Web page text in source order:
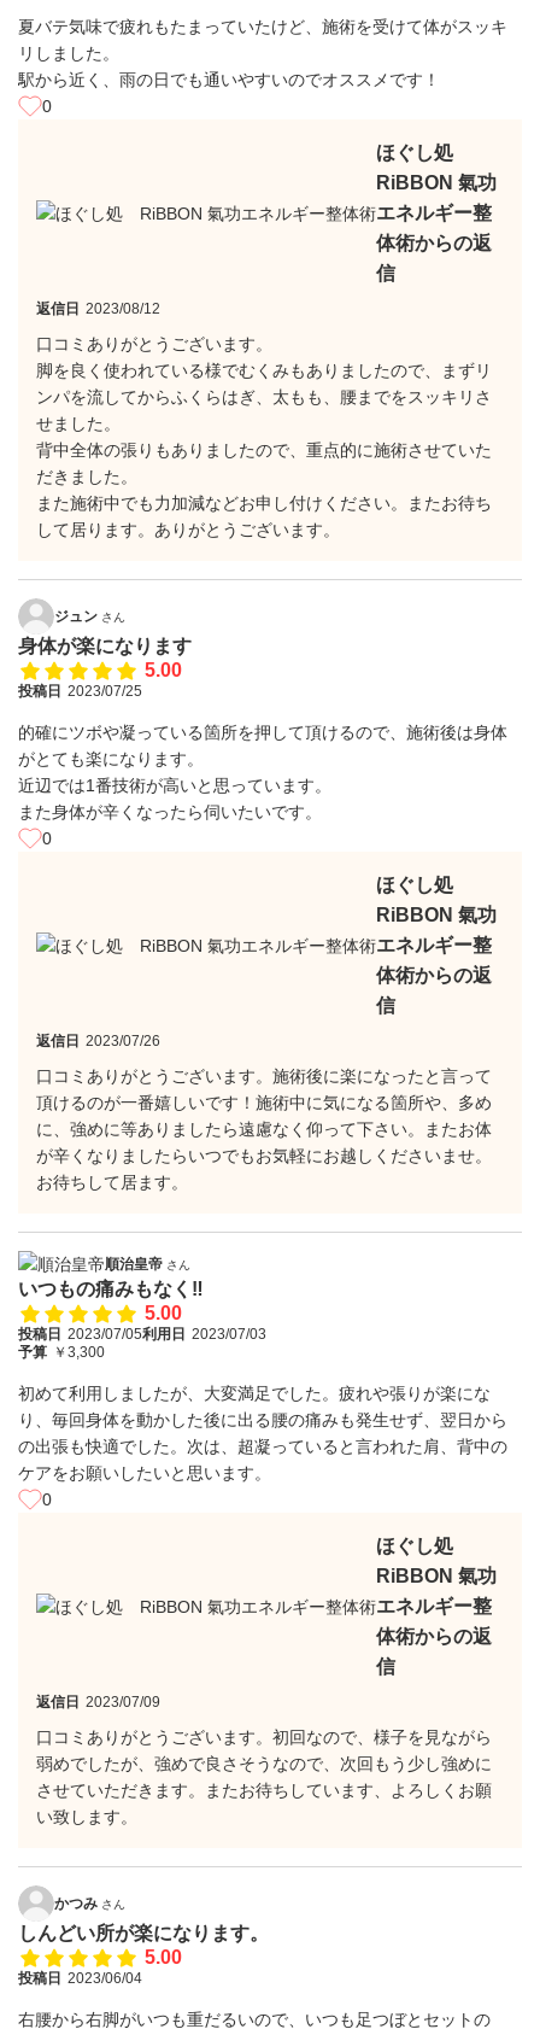
夏バテ気味で疲れもたまっていたけど、施術を受けて体がスッキ
リしました。
駅から近く、雨の日でも通いやすいのでオススメです！
0
ほぐし処
RiBBON 氣功
エネルギー整
体術からの返
信
返信日 2023/08/12
口コミありがとうございます。
脚を良く使われている様でむくみもありましたので、まずリ
ンパを流してからふくらはぎ、太もも、腰までをスッキリさ
せました。
背中全体の張りもありましたので、重点的に施術させていた
だきました。
また施術中でも力加減などお申し付けください。またお待ち
して居ります。ありがとうございます。
ジュン さん
身体が楽になります
5.00
投稿日 2023/07/25
的確にツボや凝っている箇所を押して頂けるので、施術後は身体
がとても楽になります。
近辺では1番技術が高いと思っています。
また身体が辛くなったら伺いたいです。
0
ほぐし処
RiBBON 氣功
エネルギー整
体術からの返
信
返信日 2023/07/26
口コミありがとうございます。施術後に楽になったと言って
頂けるのが一番嬉しいです！施術中に気になる箇所や、多め
に、強めに等ありましたら遠慮なく仰って下さい。またお体
が辛くなりましたらいつでもお気軽にお越しくださいませ。
お待ちして居ます。
順治皇帝 さん
いつもの痛みもなく‼️
5.00
投稿日 2023/07/05利用日 2023/07/03
予算 ￥3,300
初めて利用しましたが、大変満足でした。疲れや張りが楽にな
り、毎回身体を動かした後に出る腰の痛みも発生せず、翌日から
の出張も快適でした。次は、超凝っていると言われた肩、背中の
ケアをお願いしたいと思います。
0
ほぐし処
RiBBON 氣功
エネルギー整
体術からの返
信
返信日 2023/07/09
口コミありがとうございます。初回なので、様子を見ながら
弱めでしたが、強めで良さそうなので、次回もう少し強めに
させていただきます。またお待ちしています、よろしくお願
い致します。
かつみ さん
しんどい所が楽になります。
5.00
投稿日 2023/06/04
右腰から右脚がいつも重だるいので、いつも足つぼとセットの